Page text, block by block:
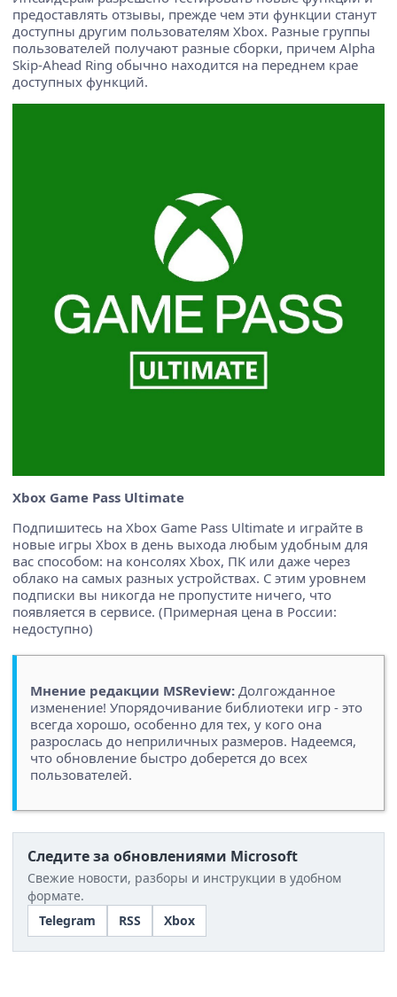
предоставлять отзывы, прежде чем эти функции станут
доступны другим пользователям Xbox. Разные группы
пользователей получают разные сборки, причем Alpha
Skip-Ahead Ring обычно находится на переднем крае
доступных функций.
Xbox Game Pass Ultimate
Подпишитесь на Xbox Game Pass Ultimate и играйте в
новые игры Xbox в день выхода любым удобным для
вас способом: на консолях Xbox, ПК или даже через
облако на самых разных устройствах. С этим уровнем
подписки вы никогда не пропустите ничего, что
появляется в сервисе. (Примерная цена в России:
недоступно)
Мнение редакции MSReview: Долгожданное
изменение! Упорядочивание библиотеки игр - это
всегда хорошо, особенно для тех, у кого она
разрослась до неприличных размеров. Надеемся,
что обновление быстро доберется до всех
пользователей.
Следите за обновлениями Microsoft
Свежие новости, разборы и инструкции в удобном
формате.
Telegram
RSS Xbox